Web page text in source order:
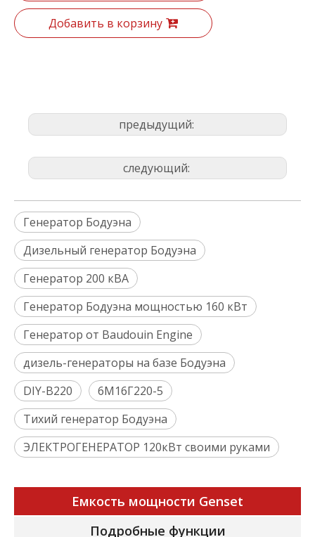
Добавить в корзину
предыдущий:
следующий:
Генератор Бодуэна
Дизельный генератор Бодуэна
Генератор 200 кВА
Генератор Бодуэна мощностью 160 кВт
Генератор от Baudouin Engine
дизель-генераторы на базе Бодуэна
DIY-B220
6М16Г220-5
Тихий генератор Бодуэна
ЭЛЕКТРОГЕНЕРАТОР 120кВт своими руками
Емкость мощности Genset
Подробные функции